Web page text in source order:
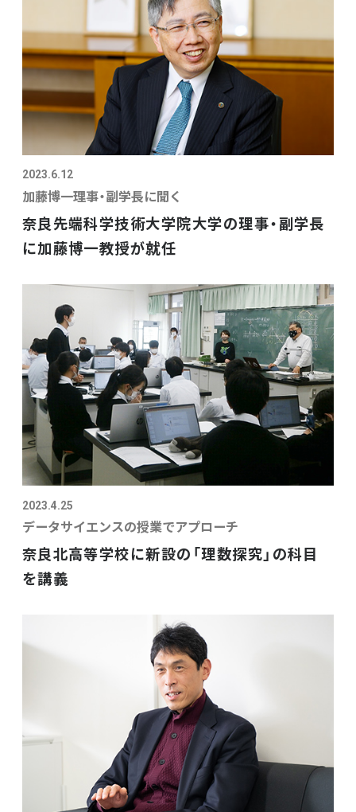
2023.6.12
加藤博一理事・副学長に聞く
奈良先端科学技術大学院大学の理事・副学長
に加藤博一教授が就任
2023.4.25
データサイエンスの授業でアプローチ
奈良北高等学校に新設の「理数探究」の科目
を講義